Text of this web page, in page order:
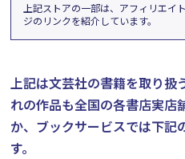
上記ストアの一部は、アフィリエイ
ジのリンクを紹介しています。
上記は文芸社の書籍を取り扱
れの作品も全国の各書店実店
か、ブックサービスでは下記
す。